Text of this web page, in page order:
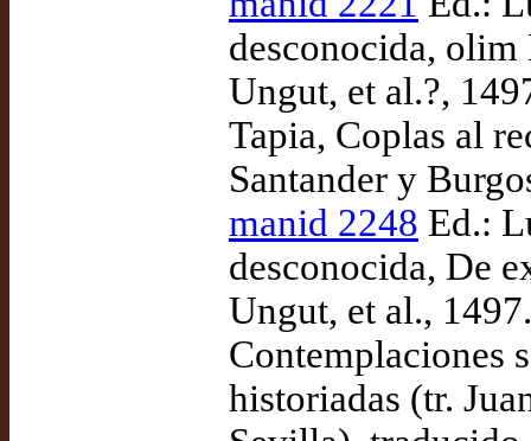
desconocida,
Ungut, et al.?,
Tapia, Coplas al
Santander y
manid 2248 Ed.:
desconocida, De
Ungut, et al.,
Contemplaciones
historiadas (tr.